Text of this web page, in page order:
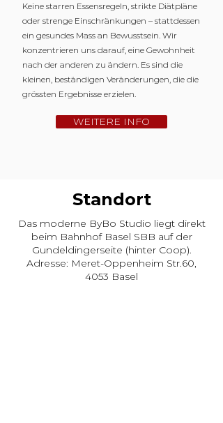
Keine starren Essensregeln, strikte Diätpläne
oder strenge Einschränkungen – stattdessen
ein gesundes Mass an Bewusstsein. Wir
konzentrieren uns darauf, eine Gewohnheit
nach der anderen zu ändern. Es sind die
kleinen, beständigen Veränderungen, die die
grössten Ergebnisse erzielen.
WEITERE INFO
Standort
Das moderne ByBo Studio liegt direkt
beim Bahnhof Basel SBB auf der
Gundeldingerseite (hinter Coop).
Adresse: Meret-Oppenheim Str.60,
4053 Basel